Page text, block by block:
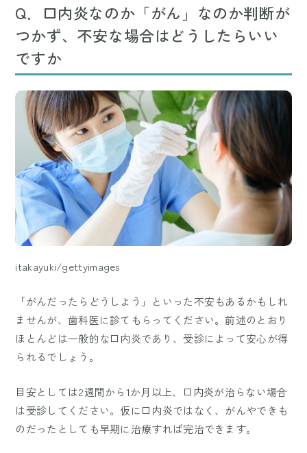
Q．口内炎なのか「がん」なのか判断が
つかず、不安な場合はどうしたらいい
ですか
itakayuki/gettyimages
「がんだったらどうしよう」といった不安もあるかもしれ
ませんが、歯科医に診てもらってください。前述のとおり
ほとんどは一般的な口内炎であり、受診によって安心が得
られるでしょう。
目安としては2週間から1か月以上、口内炎が治らない場合
は受診してください。仮に口内炎ではなく、がんやできも
のだったとしても早期に治療すれば完治できます。